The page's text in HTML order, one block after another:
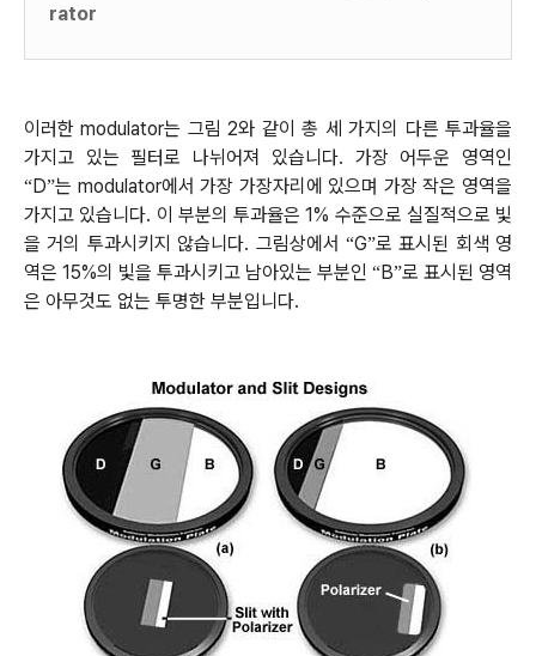
rator
이러한 modulator는 그림 2와 같이 총 세 가지의 다른 투과율을
가지고 있는 필터로 나뉘어져 있습니다. 가장 어두운 영역인
“D”는 modulator에서 가장 가장자리에 있으며 가장 작은 영역을
가지고 있습니다. 이 부분의 투과율은 1% 수준으로 실질적으로 빛
을 거의 투과시키지 않습니다. 그림상에서 “G”로 표시된 회색 영
역은 15%의 빛을 투과시키고 남아있는 부분인 “B”로 표시된 영역
은 아무것도 없는 투명한 부분입니다.